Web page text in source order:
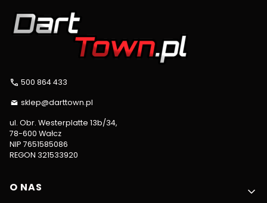
500 864 433
sklep@darttown.pl
ul. Obr. Westerplatte 13b/34,
78-600 Wałcz
NIP 7651585086
REGON 321533920
Linki w stopce
O NAS